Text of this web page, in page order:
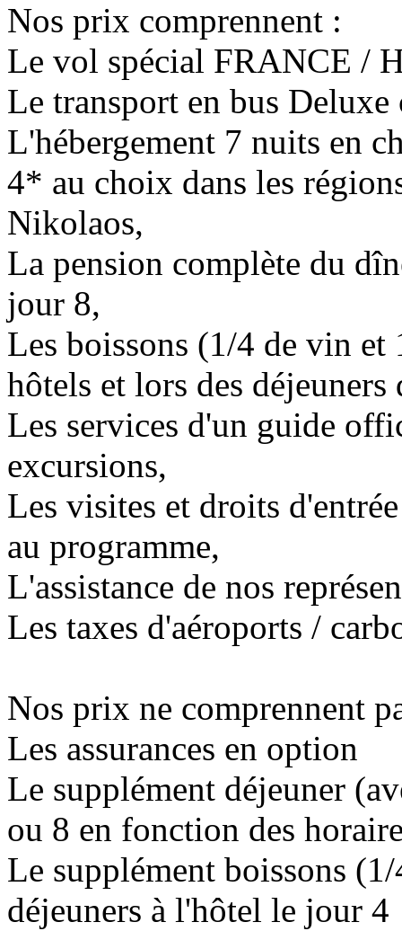
Nos prix comprennent :
Le vol spécial FRANCE /
Le transport en bus Deluxe
L'hébergement 7 nuits en
4* au choix dans les
Nikolaos,
La pension complète du
jour 8,
Les boissons (1/4 de vin et
hôtels et lors des déjeuners
Les services d'un guide
excursions,
Les visites et droits
au programme,
L'assistance de nos
Les taxes d'aéroports /
Nos prix ne comprennent
Les assurances en option
Le supplément déjeuner
ou 8 en fonction des
Le supplément boissons
déjeuners à l'hôtel le jour 4